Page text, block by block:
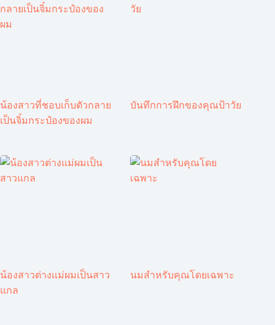
น้องสาวที่ชอบเก็บตัวกลาย
เป็นจิ๋มกระป๋องของผม
บันทึกการฝึกของคุณป้าวัย
น้องสาวต่างแม่ผมเป็นสาว
แกล
นมสำหรับคุณโดยเฉพาะ